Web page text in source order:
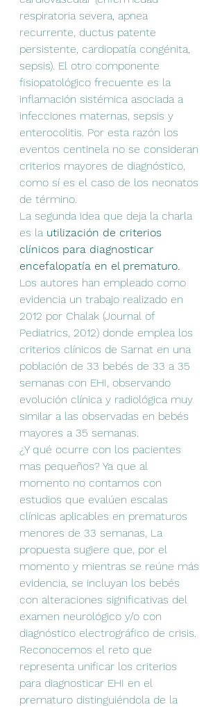
respiratoria severa, apnea
recurrente, ductus patente
persistente, cardiopatía congénita,
sepsis). El otro componente
fisiopatológico frecuente es la
inflamación sistémica asociada a
infecciones maternas, sepsis y
enterocolitis. Por esta razón los
eventos centinela no se consideran
criterios mayores de diagnóstico,
como sí es el caso de los neonatos
de término.
La segunda idea que deja la charla
es la utilización de criterios
clínicos para diagnosticar
encefalopatía en el prematuro.
Los autores han empleado como
evidencia un trabajo realizado en
2012 por Chalak (Journal of
Pediatrics, 2012) donde emplea los
criterios clínicos de Sarnat en una
población de 33 bebés de 33 a 35
semanas con EHI, observando
evolución clínica y radiológica muy
similar a las observadas en bebés
mayores a 35 semanas.
¿Y qué ocurre con los pacientes
mas pequeños? Ya que al
momento no contamos con
estudios que evalúen escalas
clínicas aplicables en prematuros
menores de 33 semanas, La
propuesta sugiere que, por el
momento y mientras se reúne más
evidencia, se incluyan los bebés
con alteraciones significativas del
examen neurológico y/o con
diagnóstico electrográfico de crisis.
Reconocemos el reto que
representa unificar los criterios
para diagnosticar EHI en el
prematuro distinguiéndola de la